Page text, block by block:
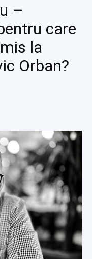
–
care
la
Orban?